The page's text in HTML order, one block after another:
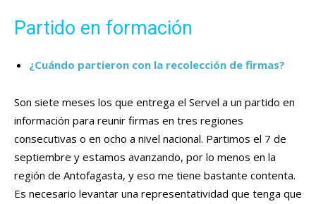
Partido en formación
¿Cuándo partieron con la recolección de firmas?
Son siete meses los que entrega el Servel a un partido en
información para reunir firmas en tres regiones
consecutivas o en ocho a nivel nacional. Partimos el 7 de
septiembre y estamos avanzando, por lo menos en la
región de Antofagasta, y eso me tiene bastante contenta.
Es necesario levantar una representatividad que tenga que